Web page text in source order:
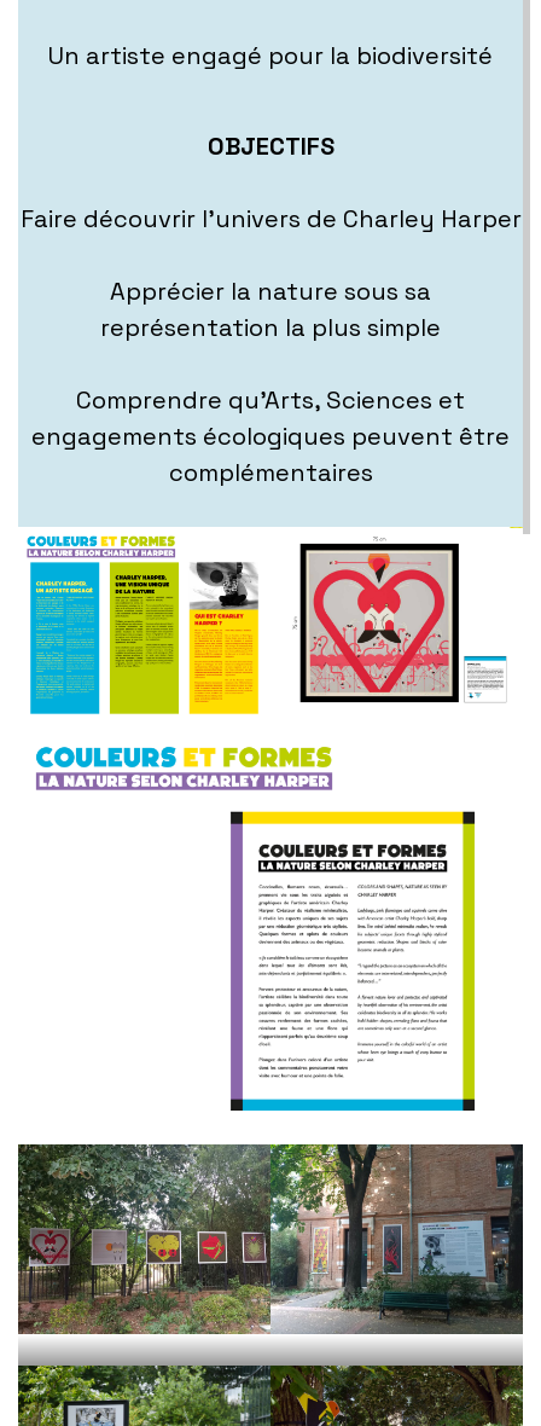
Un artiste engagé pour la biodiversité
OBJECTIFS
Faire découvrir l’univers de Charley Harper
Apprécier la nature sous sa
représentation la plus simple
Comprendre qu’Arts, Sciences et
engagements écologiques peuvent être
complémentaires